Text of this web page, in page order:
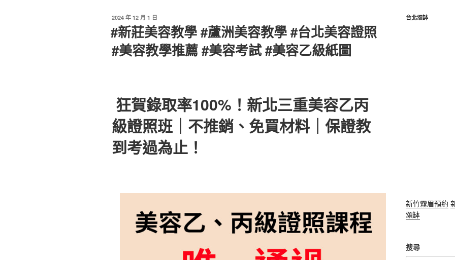
2024 年 12 月 1 日
#新莊美容教學 #蘆洲美容教學 #台北美容證照
#美容教學推薦 #美容考試 #美容乙級紙圖
狂賀錄取率100%！新北三重美容乙丙
級證照班｜不推銷、免買材料｜保證教
到考過為止！
台北頌缽
新竹霧眉預約
頌缽
搜尋